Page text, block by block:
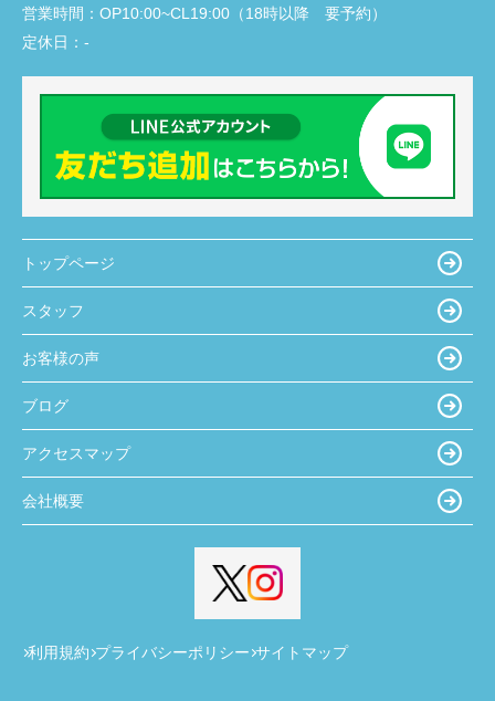
営業時間： OP10:00~CL19:00（18時以降 要予約）
定休日： -
トップページ
スタッフ
お客様の声
ブログ
アクセスマップ
会社概要
利用規約 プライバシーポリシー サイトマップ